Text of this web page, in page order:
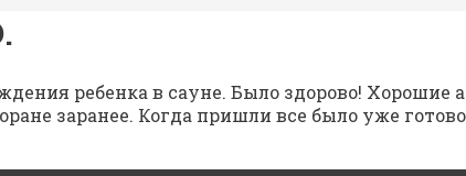
ребенка в сауне. Было здорово! Хорошие
заранее. Когда пришли все было уже